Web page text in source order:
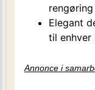
rengøring
Elegant
til
Annonce i